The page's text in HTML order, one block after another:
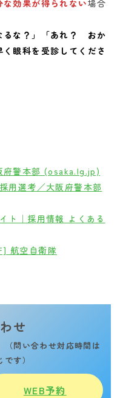
効果が得られない場合
るな？」「あれ？ おか
眼科を受診してくださ
府警本部 (osaka.lg.jp)
用選考／大阪府警本部
ト｜採用情報 よくある
航空自衛隊
せ
（問い合わせ対応時間は
す）
WEB予約